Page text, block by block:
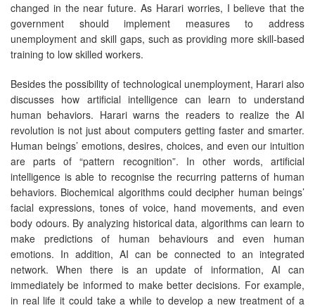
changed in the near future. As Harari worries, I believe that the
government should implement measures to address
unemployment and skill gaps, such as providing more skill-based
training to low skilled workers.
Besides the possibility of technological unemployment, Harari also
discusses how artificial intelligence can learn to understand
human behaviors. Harari warns the readers to realize the AI
revolution is not just about computers getting faster and smarter.
Human beings’ emotions, desires, choices, and even our intuition
are parts of “pattern recognition”. In other words, artificial
intelligence is able to recognise the recurring patterns of human
behaviors. Biochemical algorithms could decipher human beings’
facial expressions, tones of voice, hand movements, and even
body odours. By analyzing historical data, algorithms can learn to
make predictions of human behaviours and even human
emotions. In addition, AI can be connected to an integrated
network. When there is an update of information, AI can
immediately be informed to make better decisions. For example,
in real life it could take a while to develop a new treatment of a